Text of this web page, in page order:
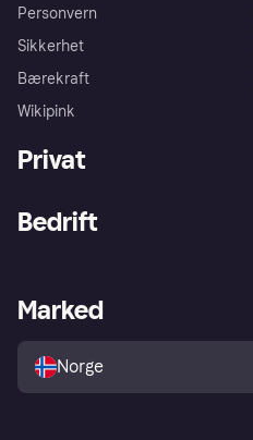
Personvern
Sikkerhet
Bærekraft
Wikipink
Privat
Utforsk butikker
Bedrift
Merchant portal
Marked
Norge